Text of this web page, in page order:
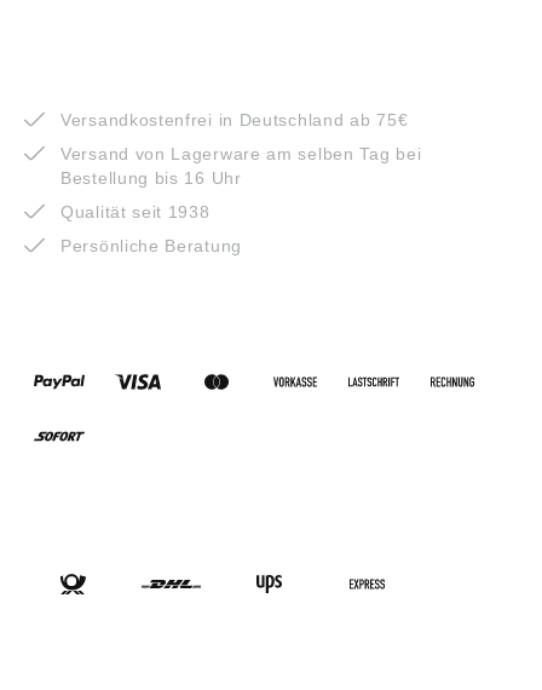
Versandkostenfrei in Deutschland ab 75€
Versand von Lagerware am selben Tag bei
Bestellung bis 16 Uhr
Qualität seit 1938
Persönliche Beratung